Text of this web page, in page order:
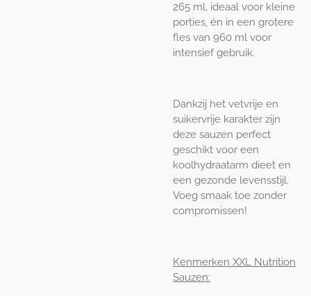
265 ml, ideaal voor kleine
porties, én in een grotere
fles van 960 ml voor
intensief gebruik.
Dankzij het vetvrije en
suikervrije karakter zijn
deze sauzen perfect
geschikt voor een
koolhydraatarm dieet en
een gezonde levensstijl.
Voeg smaak toe zonder
compromissen!
Kenmerken XXL Nutrition
Sauzen: